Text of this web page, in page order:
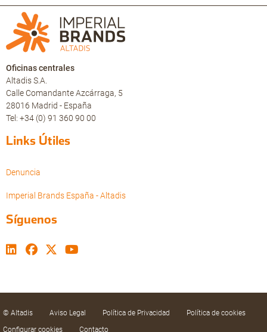
Oficinas centrales
Altadis S.A.
Calle Comandante Azcárraga, 5
28016 Madrid - España
Tel: +34 (0) 91 360 90 00
Links Útiles
Denuncia
Imperial Brands España - Altadis
Síguenos
© Altadis Aviso Legal Política de Privacidad
Política de cookies
Configurar cookies
Contacto